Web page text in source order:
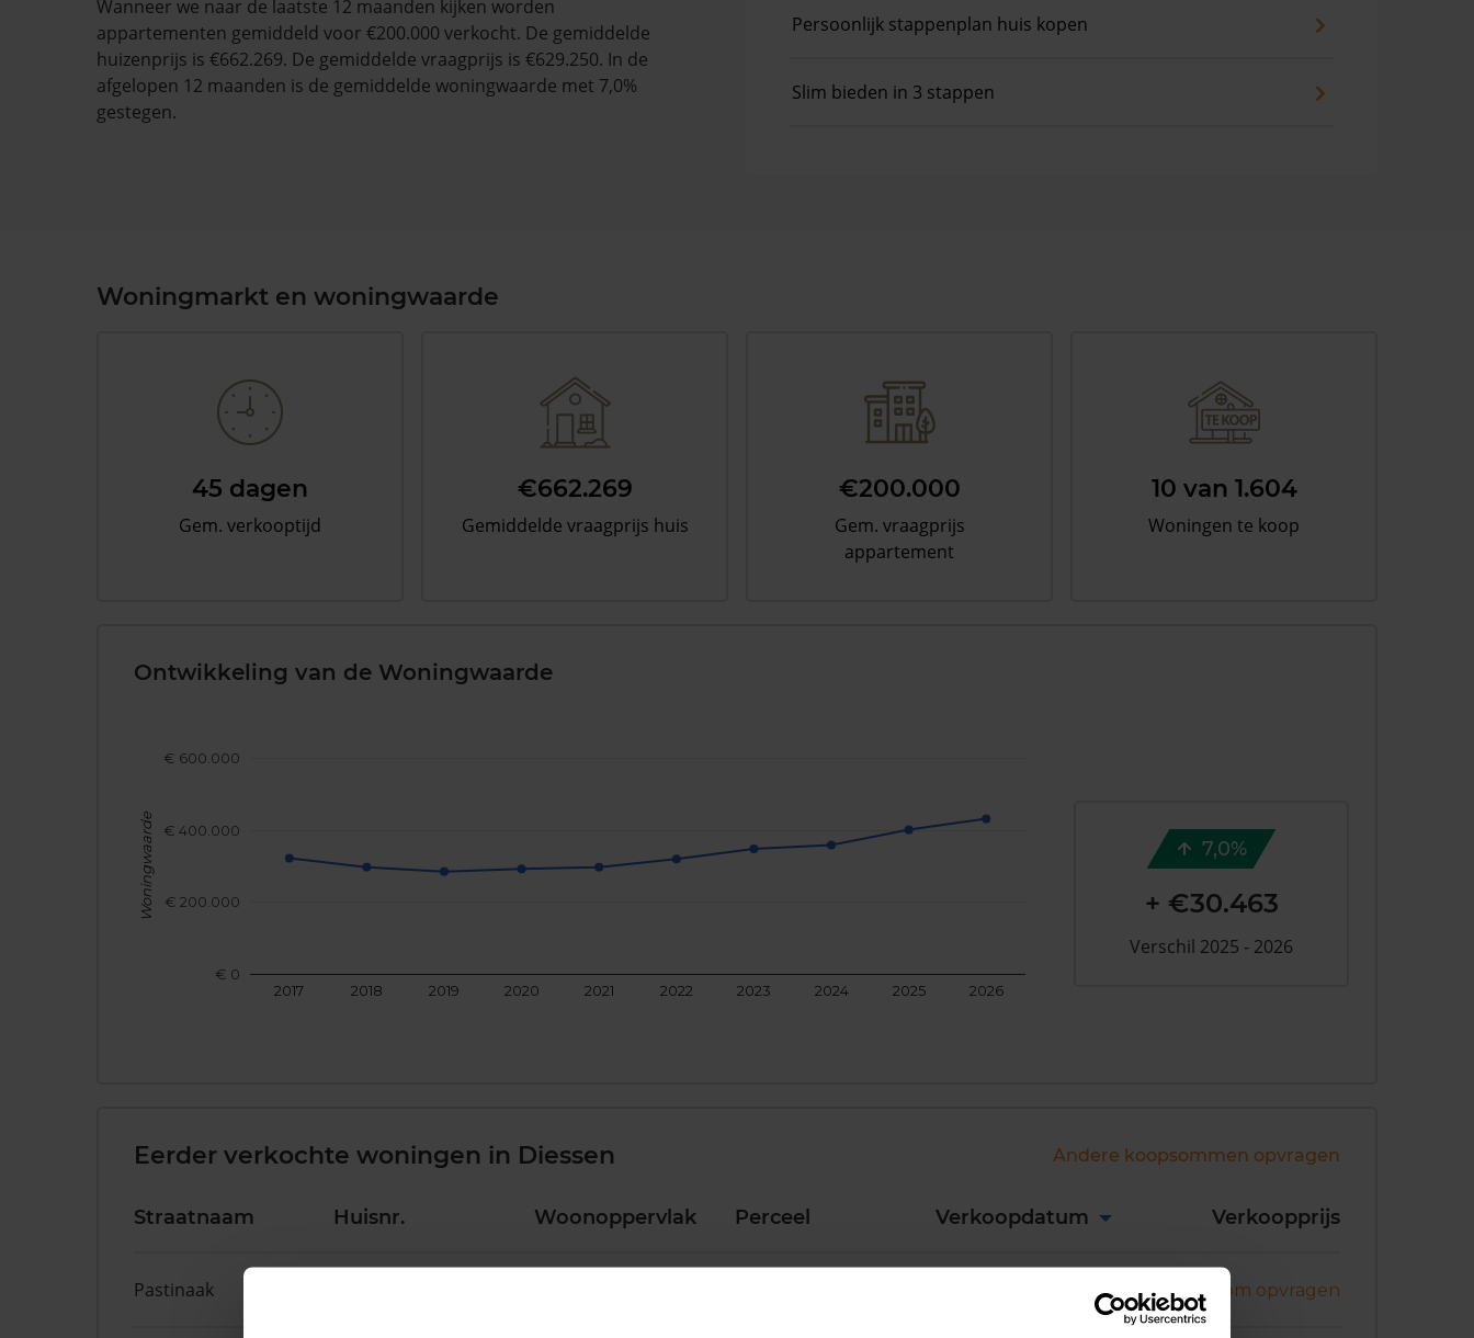
Wanneer we naar de laatste 12 maanden kijken worden
appartementen gemiddeld voor €200.000 verkocht. De gemiddelde
huizenprijs is €662.269. De gemiddelde vraagprijs is €629.250. In de
afgelopen 12 maanden is de gemiddelde woningwaarde met 7,0%
gestegen.
Persoonlijk stappenplan huis kopen
Slim bieden in 3 stappen
Woningmarkt en woningwaarde
45 dagen
Gem. verkooptijd
€662.269
Gemiddelde vraagprijs huis
€200.000
Gem. vraagprijs
appartement
10 van 1.604
Woningen te koop
Ontwikkeling van de Woningwaarde
2017 2018 2019 2020 2021 2022 2023 2024 2025 2026
€ 0
€ 200.000
€ 400.000
€ 600.000
Woningwaarde 7,0%
+ €30.463
Verschil 2025 - 2026
Eerder verkochte woningen in Diessen Andere koopsommen opvragen
Straatnaam Huisnr. Woonoppervlak Perceel Verkoopdatum Verkoopprijs
Pastinaak Koopsom opvragen